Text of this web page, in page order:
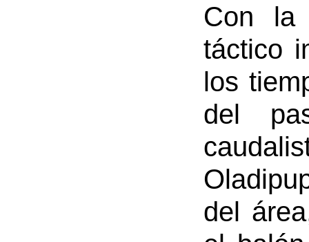
Con la
táctico
los
del
del